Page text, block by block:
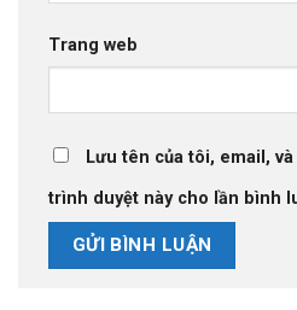
Trang web
Lưu tên của tôi, email,
trình duyệt này cho lần bình